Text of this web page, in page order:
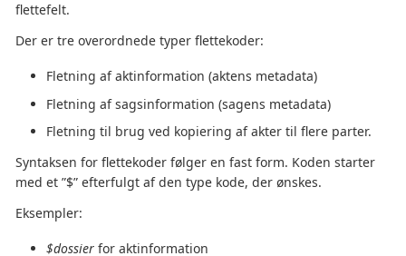
flettefelt.
Der er tre overordnede typer flettekoder:
Fletning af aktinformation (aktens metadata)
Fletning af sagsinformation (sagens metadata)
Fletning til brug ved kopiering af akter til flere parter.
Syntaksen for flettekoder følger en fast form. Koden starter
med et ”$” efterfulgt af den type kode, der ønskes.
Eksempler:
$dossier for aktinformation